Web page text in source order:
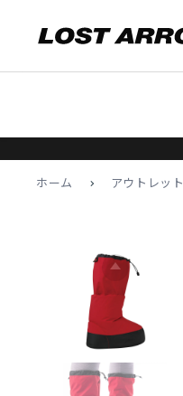
ホーム > アウトレット